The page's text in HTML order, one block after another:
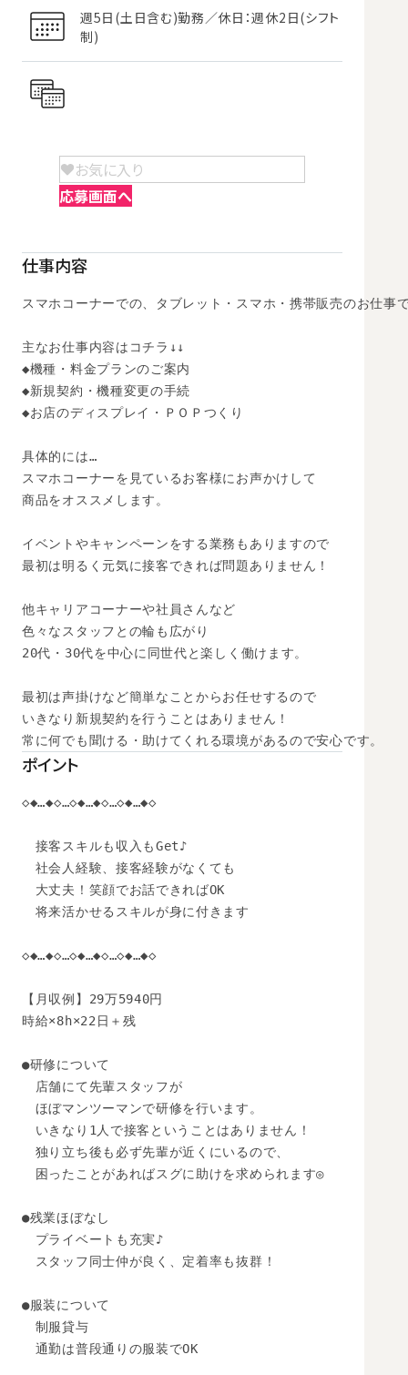
週5日(土日含む)勤務／休日：週休2日(シフト
制)
お気に入り
応募画面へ
仕事内容
スマホコーナーでの、タブレット・スマホ・携帯販売のお仕事
主なお仕事内容はコチラ↓↓
◆機種・料金プランのご案内
◆新規契約・機種変更の手続
◆お店のディスプレイ・ＰＯＰつくり
具体的には…
スマホコーナーを見ているお客様にお声かけして
商品をオススメします。
イベントやキャンペーンをする業務もありますので
最初は明るく元気に接客できれば問題ありません！
他キャリアコーナーや社員さんなど
色々なスタッフとの輪も広がり
20代・30代を中心に同世代と楽しく働けます。
最初は声掛けなど簡単なことからお任せするので
いきなり新規契約を行うことはありません！
常に何でも聞ける・助けてくれる環境があるので安心です。
ポイント
◇◆…◆◇…◇◆…◆◇…◇◆…◆◇
接客スキルも収入もGet♪
社会人経験、接客経験がなくても
大丈夫！笑顔でお話できればOK
将来活かせるスキルが身に付きます
◇◆…◆◇…◇◆…◆◇…◇◆…◆◇
【月収例】29万5940円
時給×8h×22日＋残
●研修について
店舗にて先輩スタッフが
ほぼマンツーマンで研修を行います。
いきなり1人で接客ということはありません！
独り立ち後も必ず先輩が近くにいるので、
困ったことがあればスグに助けを求められます◎
●残業ほぼなし
プライベートも充実♪
スタッフ同士仲が良く、定着率も抜群！
●服装について
制服貸与
通勤は普段通りの服装でOK